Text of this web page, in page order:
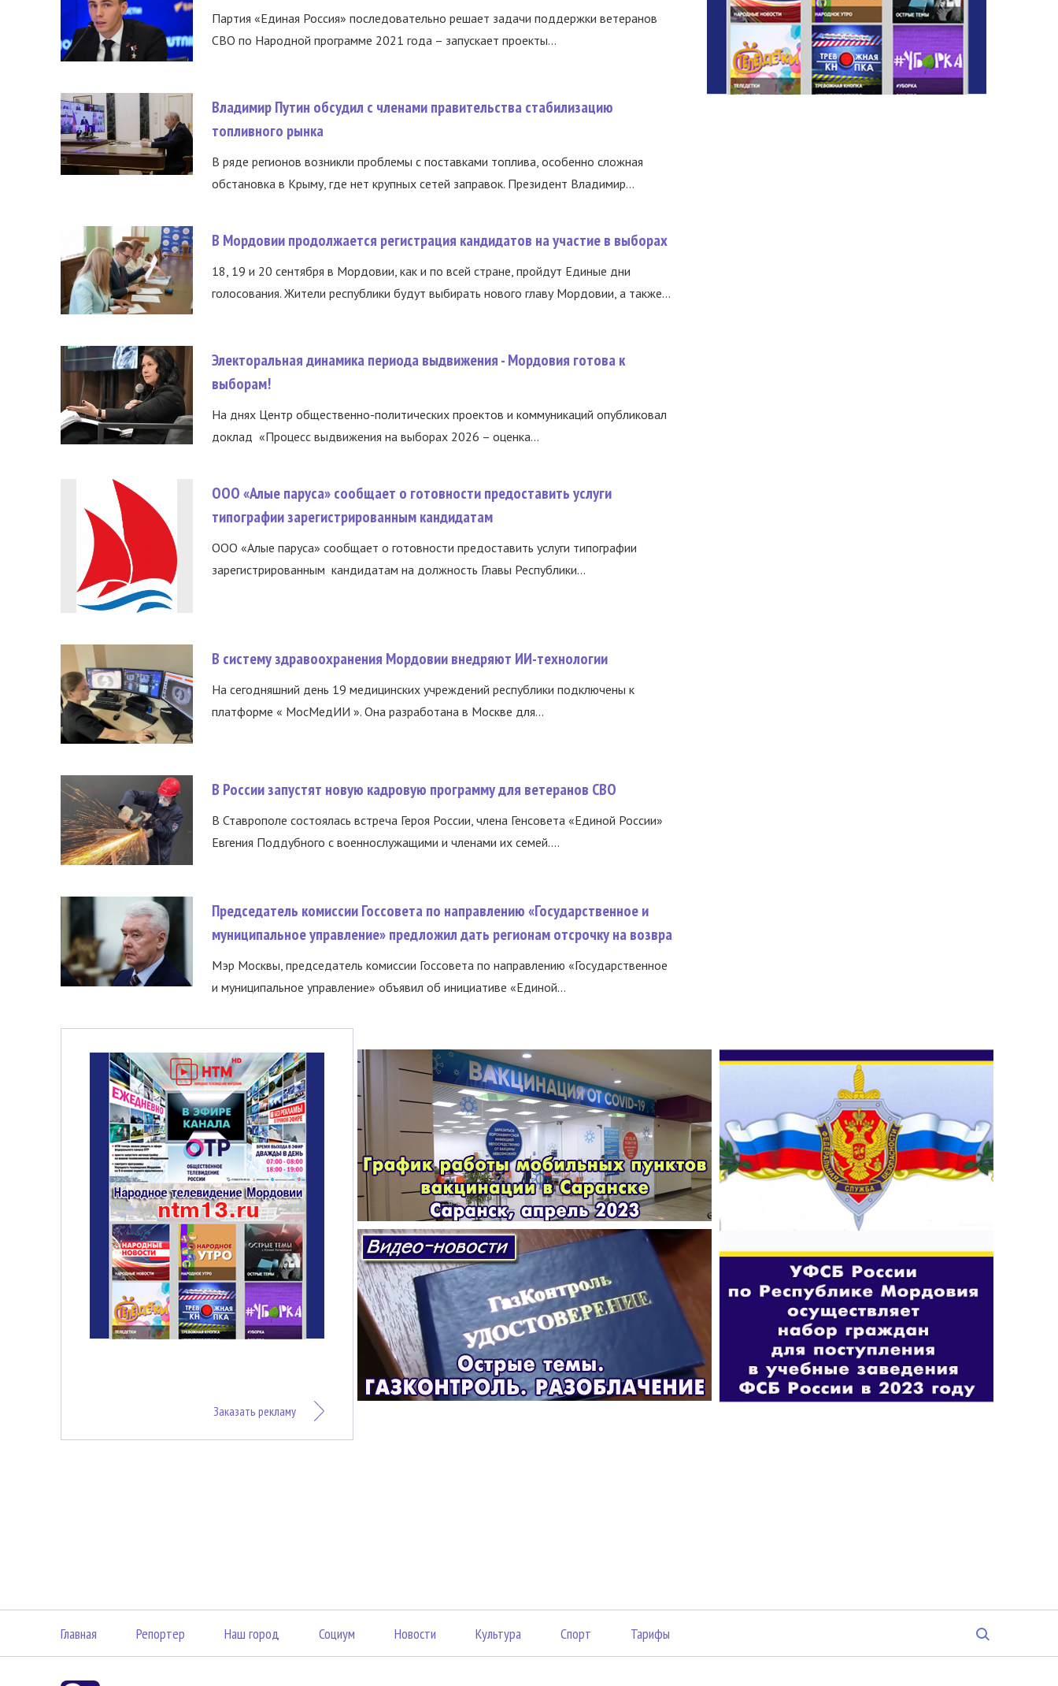
Партия «Единая Россия» последовательно решает задачи поддержки ветеранов
СВО по Народной программе 2021 года – запускает проекты...
Владимир Путин обсудил с членами правительства стабилизацию
топливного рынка
В ряде регионов возникли проблемы с поставками топлива, особенно сложная
обстановка в Крыму, где нет крупных сетей заправок. Президент Владимир...
В Мордовии продолжается регистрация кандидатов на участие в выборах
18, 19 и 20 сентября в Мордовии, как и по всей стране, пройдут Единые дни
голосования. Жители республики будут выбирать нового главу Мордовии, а также...
Электоральная динамика периода выдвижения - Мордовия готова к
выборам!
На днях Центр общественно-политических проектов и коммуникаций опубликовал
доклад «Процесс выдвижения на выборах 2026 – оценка...
ООО «Алые паруса» сообщает о готовности предоставить услуги
типографии зарегистрированным кандидатам
ООО «Алые паруса» сообщает о готовности предоставить услуги типографии
зарегистрированным кандидатам на должность Главы Республики...
В систему здравоохранения Мордовии внедряют ИИ-технологии
На сегодняшний день 19 медицинских учреждений республики подключены к
платформе « МосМедИИ ». Она разработана в Москве для...
В России запустят новую кадровую программу для ветеранов СВО
В Ставрополе состоялась встреча Героя России, члена Генсовета «Единой России»
Евгения Поддубного с военнослужащими и членами их семей....
Председатель комиссии Госсовета по направлению «Государственное и
муниципальное управление» предложил дать регионам отсрочку на возвра
Мэр Москвы, председатель комиссии Госсовета по направлению «Государственное
и муниципальное управление» объявил об инициативе «Единой...
Заказать рекламу
Главная Репортер Наш город Социум Новости Культура Спорт Тарифы